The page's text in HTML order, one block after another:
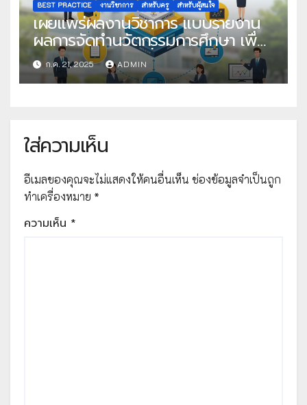
BEST PRACTICE งานวิชาการ สำหรับครู สำหรับผู้สนใจ
เผยแพร่ผลงานวิชาการ แบบรายงาน
ผลการจัดทำนวัตกรรมการศึกษา เพื่อ
คัดเลือกวิธีปฏิบัติที่เป็นเลิศ
ก.ค. 21, 2025 ADMIN
ใส่ความเห็น
อีเมลของคุณจะไม่แสดงให้คนอื่นเห็น ช่องข้อมูลจำเป็นถูก
ทำเครื่องหมาย *
ความเห็น *